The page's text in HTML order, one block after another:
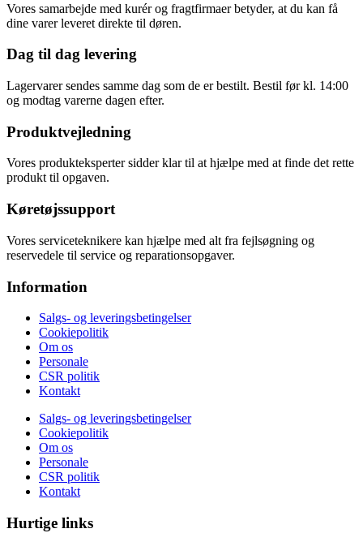
Vores samarbejde med kurér og fragtfirmaer betyder, at du kan få
dine varer leveret direkte til døren.
Dag til dag levering
Lagervarer sendes samme dag som de er bestilt. Bestil før kl. 14:00
og modtag varerne dagen efter.
Produktvejledning
Vores produkteksperter sidder klar til at hjælpe med at finde det rette
produkt til opgaven.
Køretøjssupport
Vores serviceteknikere kan hjælpe med alt fra fejlsøgning og
reservedele til service og reparationsopgaver.
Information
Salgs- og leveringsbetingelser
Cookiepolitik
Om os
Personale
CSR politik
Kontakt
Salgs- og leveringsbetingelser
Cookiepolitik
Om os
Personale
CSR politik
Kontakt
Hurtige links